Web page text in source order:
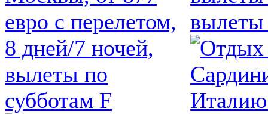
евро с перелетом,
8 дней/7 ночей,
вылеты по
субботам F